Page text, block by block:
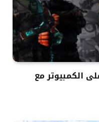
على الكمبيوتر مع